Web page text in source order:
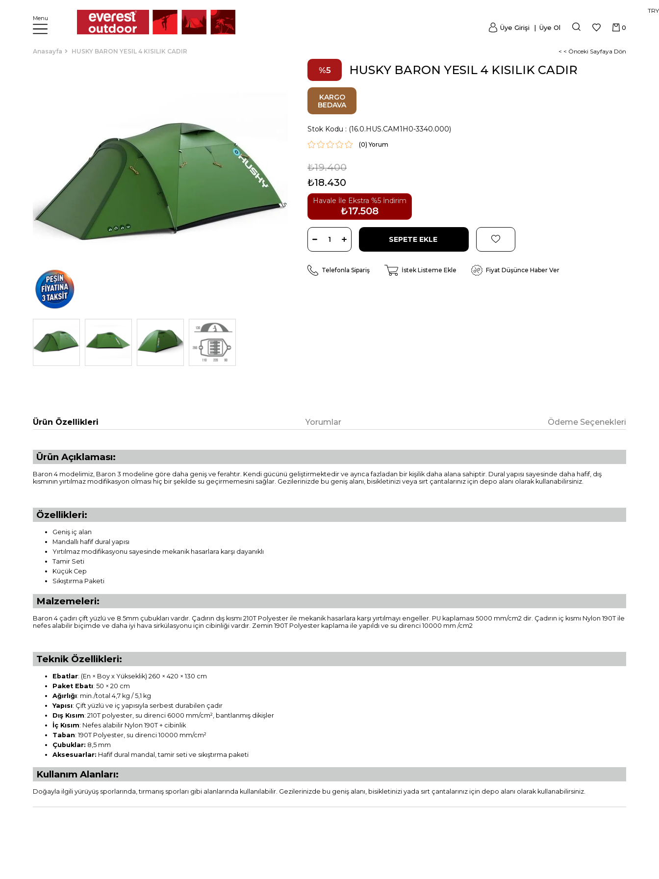
Menu
TRY
0
Üye Girişi Üye Ol
Anasayfa HUSKY BARON YESIL 4 KISILIK CADIR < < Önceki Sayfaya Dön
5 HUSKY BARON YESIL 4 KISILIK CADIR
KARGO
BEDAVA
Stok Kodu (16.0.HUS.CAM1H0-3340.000)
(0)
₺19.400
₺18.430
Havale İle Ekstra %5 İndirim
₺17.508
Telefonla Sipariş İstek Listeme Ekle Fiyat Düşünce Haber Ver
Ürün Özellikleri Yorumlar Ödeme Seçenekleri
Ürün Açıklaması:
Baron 4 modelimiz, Baron 3 modeline göre daha geniş ve ferahtır. Kendi gücünü geliştirmektedir ve ayrıca fazladan bir kişilik daha alana sahiptir. Dural yapısı sayesinde daha hafif, dış
kısmının yırtılmaz modifikasyon olması hiç bir şekilde su geçirmemesini sağlar. Gezilerinizde bu geniş alanı, bisikletinizi veya sırt çantalarınız için depo alanı olarak kullanabilirsiniz.
Özellikleri:
Geniş iç alan
Mandallı hafif dural yapısı
Yırtılmaz modifikasyonu sayesinde mekanik hasarlara karşı dayanıklı
Tamir Seti
Küçük Cep
Sıkıştırma Paketi
Malzemeleri:
Baron 4 çadırı çift yüzlü ve 8.5mm çubukları vardır. Çadırın dış kısmı 210T Polyester ile mekanik hasarlara karşı yırtılmayı engeller. PU kaplaması 5000 mm/cm2 dir. Çadırın iç kısmı Nylon 190T ile
nefes alabilir biçimde ve daha iyi hava sirkülasyonu için cibinliği vardır. Zemin 190T Polyester kaplama ile yapıldı ve su direnci 10000 mm /cm2
Teknik Özellikleri:
Ebatlar: (En × Boy x Yükseklik) 260 × 420 × 130 cm
Paket Ebatı: 50 × 20 cm
Ağırlığı: min./total 4,7 kg / 5,1 kg
Yapısı: Çift yüzlü ve iç yapısıyla serbest durabilen çadır
Dış Kısım: 210T polyester, su direnci 6000 mm/cm², bantlanmış dikişler
İç Kısım: Nefes alabilir Nylon 190T + cibinlik
Taban: 190T Polyester, su direnci 10000 mm/cm²
Çubuklar: 8,5 mm
Aksesuarlar: Hafif dural mandal, tamir seti ve sıkıştırma paketi
Kullanım Alanları:
Doğayla ilgili yürüyüş sporlarında, tırmanış sporları gibi alanlarında kullanılabilir. Gezilerinizde bu geniş alanı, bisikletinizi yada sırt çantalarınız için depo alanı olarak kullanabilirsiniz.